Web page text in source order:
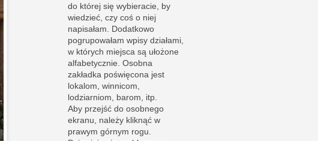
do której się wybieracie, by
wiedzieć, czy coś o niej
napisałam. Dodatkowo
pogrupowałam wpisy działami,
w których miejsca są ułożone
alfabetycznie. Osobna
zakładka poświęcona jest
lokalom, winnicom,
lodziarniom, barom, itp.
Aby przejść do osobnego
ekranu, należy kliknąć w
prawym górnym rogu.